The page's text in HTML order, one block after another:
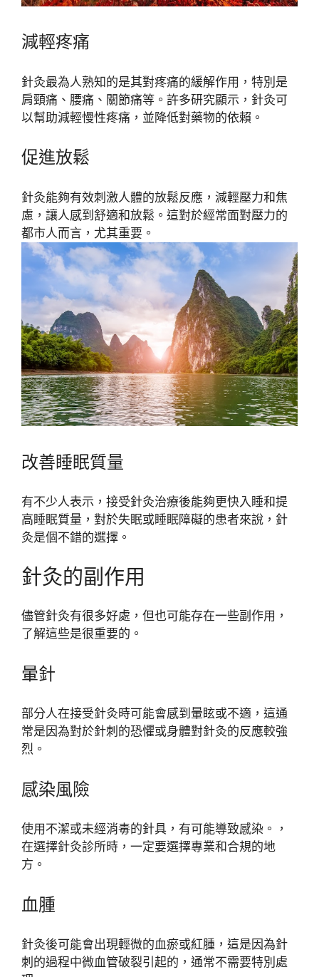
減輕疼痛
針灸最為人熟知的是其對疼痛的緩解作用，特別是
肩頸痛、腰痛、關節痛等。許多研究顯示，針灸可
以幫助減輕慢性疼痛，並降低對藥物的依賴。
促進放鬆
針灸能夠有效刺激人體的放鬆反應，減輕壓力和焦
慮，讓人感到舒適和放鬆。這對於經常面對壓力的
都市人而言，尤其重要。
改善睡眠質量
有不少人表示，接受針灸治療後能夠更快入睡和提
高睡眠質量，對於失眠或睡眠障礙的患者來說，針
灸是個不錯的選擇。
針灸的副作用
儘管針灸有很多好處，但也可能存在一些副作用，
了解這些是很重要的。
暈針
部分人在接受針灸時可能會感到暈眩或不適，這通
常是因為對於針刺的恐懼或身體對針灸的反應較強
烈。
感染風險
使用不潔或未經消毒的針具，有可能導致感染。，
在選擇針灸診所時，一定要選擇專業和合規的地
方。
血腫
針灸後可能會出現輕微的血瘀或紅腫，這是因為針
刺的過程中微血管破裂引起的，通常不需要特別處